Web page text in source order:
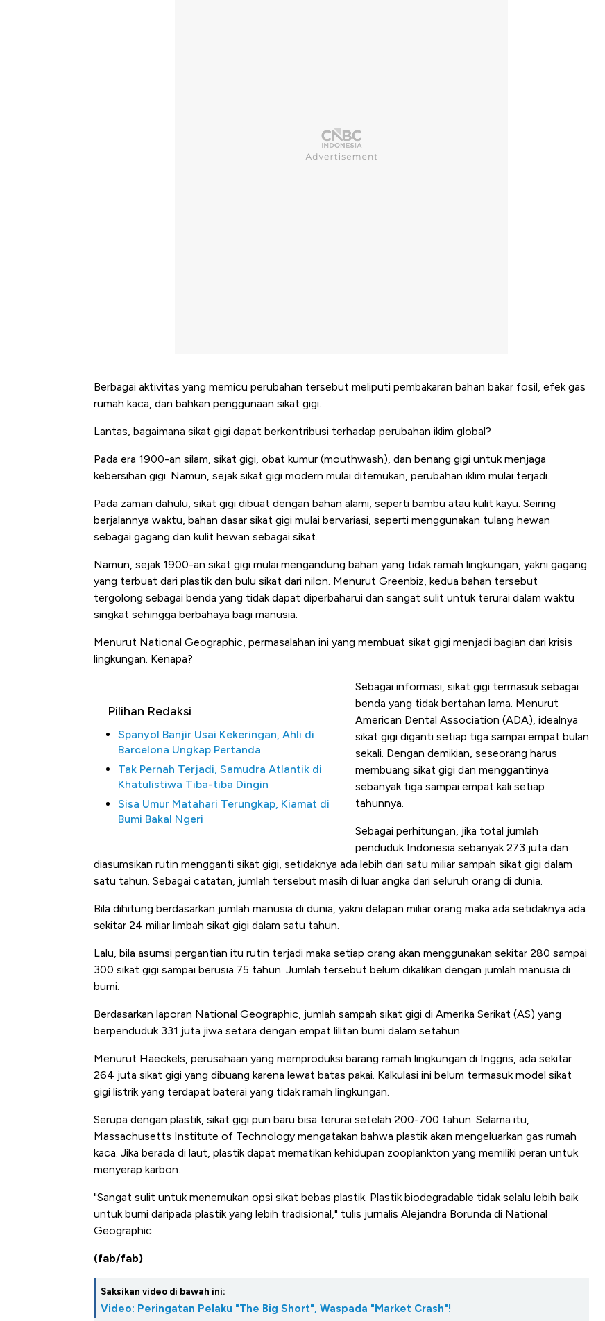
Berbagai aktivitas yang memicu perubahan tersebut meliputi pembakaran bahan bakar fosil, efek gas
rumah kaca, dan bahkan penggunaan sikat gigi.
Lantas, bagaimana sikat gigi dapat berkontribusi terhadap perubahan iklim global?
Pada era 1900-an silam, sikat gigi, obat kumur (mouthwash), dan benang gigi untuk menjaga
kebersihan gigi. Namun, sejak sikat gigi modern mulai ditemukan, perubahan iklim mulai terjadi.
Pada zaman dahulu, sikat gigi dibuat dengan bahan alami, seperti bambu atau kulit kayu. Seiring
berjalannya waktu, bahan dasar sikat gigi mulai bervariasi, seperti menggunakan tulang hewan
sebagai gagang dan kulit hewan sebagai sikat.
Namun, sejak 1900-an sikat gigi mulai mengandung bahan yang tidak ramah lingkungan, yakni gagang
yang terbuat dari plastik dan bulu sikat dari nilon. Menurut Greenbiz, kedua bahan tersebut
tergolong sebagai benda yang tidak dapat diperbaharui dan sangat sulit untuk terurai dalam waktu
singkat sehingga berbahaya bagi manusia.
Menurut National Geographic, permasalahan ini yang membuat sikat gigi menjadi bagian dari krisis
lingkungan. Kenapa?
Pilihan Redaksi
Spanyol Banjir Usai Kekeringan, Ahli di
Barcelona Ungkap Pertanda
Tak Pernah Terjadi, Samudra Atlantik di
Khatulistiwa Tiba-tiba Dingin
Sisa Umur Matahari Terungkap, Kiamat di
Bumi Bakal Ngeri
Sebagai informasi, sikat gigi termasuk sebagai
benda yang tidak bertahan lama. Menurut
American Dental Association (ADA), idealnya
sikat gigi diganti setiap tiga sampai empat bulan
sekali. Dengan demikian, seseorang harus
membuang sikat gigi dan menggantinya
sebanyak tiga sampai empat kali setiap
tahunnya.
Sebagai perhitungan, jika total jumlah
penduduk Indonesia sebanyak 273 juta dan
diasumsikan rutin mengganti sikat gigi, setidaknya ada lebih dari satu miliar sampah sikat gigi dalam
satu tahun. Sebagai catatan, jumlah tersebut masih di luar angka dari seluruh orang di dunia.
Bila dihitung berdasarkan jumlah manusia di dunia, yakni delapan miliar orang maka ada setidaknya ada
sekitar 24 miliar limbah sikat gigi dalam satu tahun.
Lalu, bila asumsi pergantian itu rutin terjadi maka setiap orang akan menggunakan sekitar 280 sampai
300 sikat gigi sampai berusia 75 tahun. Jumlah tersebut belum dikalikan dengan jumlah manusia di
bumi.
Berdasarkan laporan National Geographic, jumlah sampah sikat gigi di Amerika Serikat (AS) yang
berpenduduk 331 juta jiwa setara dengan empat lilitan bumi dalam setahun.
Menurut Haeckels, perusahaan yang memproduksi barang ramah lingkungan di Inggris, ada sekitar
264 juta sikat gigi yang dibuang karena lewat batas pakai. Kalkulasi ini belum termasuk model sikat
gigi listrik yang terdapat baterai yang tidak ramah lingkungan.
Serupa dengan plastik, sikat gigi pun baru bisa terurai setelah 200-700 tahun. Selama itu,
Massachusetts Institute of Technology mengatakan bahwa plastik akan mengeluarkan gas rumah
kaca. Jika berada di laut, plastik dapat mematikan kehidupan zooplankton yang memiliki peran untuk
menyerap karbon.
"Sangat sulit untuk menemukan opsi sikat bebas plastik. Plastik biodegradable tidak selalu lebih baik
untuk bumi daripada plastik yang lebih tradisional," tulis jurnalis Alejandra Borunda di National
Geographic.
(fab/fab)
Saksikan video di bawah ini:
Video: Peringatan Pelaku "The Big Short", Waspada "Market Crash"!
Ini Kekuatan Uang Embraer Kuasai
Langit Dunia, Pembunuh Boeing-Airbus?